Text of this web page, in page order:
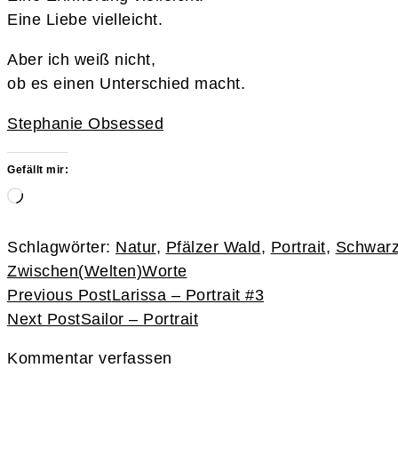
Eine Liebe vielleicht.
Aber ich weiß nicht,
ob es einen Unterschied macht.
Stephanie Obsessed
Gefällt mir:
Wird
Schlagwörter: Natur, Pfälzer Wald, Portrait,
Zwischen(Welten)Worte
Continue
Reading
Previous PostLarissa – Portrait #3
Next PostSailor – Portrait
Kommentar verfassen